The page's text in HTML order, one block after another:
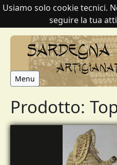
Usiamo solo cookie tecnici.
seguire la tua
Menu
Prodotto: